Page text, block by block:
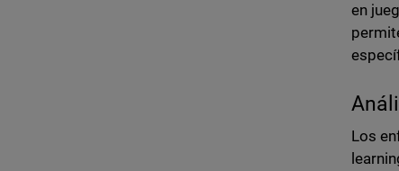
en
Los